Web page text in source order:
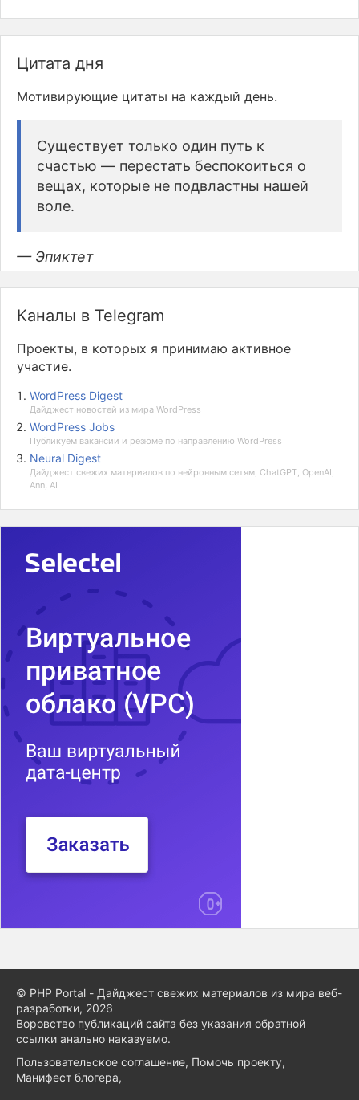
Цитата дня
Мотивирующие цитаты на каждый день.
Существует только один путь к
счастью — перестать беспокоиться о
вещах, которые не подвластны нашей
воле.
— Эпиктет
Каналы в Telegram
Проекты, в которых я принимаю активное
участие.
WordPress Digest
Дайджест новостей из мира WordPress
WordPress Jobs
Публикуем вакансии и резюме по направлению WordPress
Neural Digest
Дайджест свежих материалов по нейронным сетям, ChatGPT, OpenAI,
Ann, AI
© PHP Portal - Дайджест свежих материалов из мира веб-
разработки, 2026
Воровство публикаций сайта без указания обратной
ссылки анально наказуемо.
Пользовательское соглашение, Помочь проекту,
Манифест блогера,